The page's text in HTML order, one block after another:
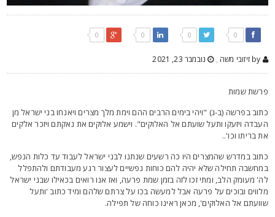
, נובמבר 23, 2021
שמות
בפרשה (ב-ג) "ויהי בימים הרבים ההם וימת מלך מצרים ויאנחו בני ישראל מן
ויזעקו ותעל שועתם אל האלוקים". וישמע אלוקים את נאקתם ויזכר אלקים
בריתו וכו'..
במדרש שהמצרים היו כה רשעים שנתנו לבני ישראל לעבוד עד כלות הנפש,
תחילה שלא יהיה להם כוחות נפשיים לעצור רגע מעבודתם ולהתפלל
מעומק הלב, ומתי זכו לזה בזמן שמת פרעה, ואז אנו רואים בכאילו שבני ישראל
ובוכים על פרעה אבל למעשה בכו על צרתם שלהם ומיד כתוב 'ותעל
אל האלוקים', מכאן ראינו כוחה של תפילה.